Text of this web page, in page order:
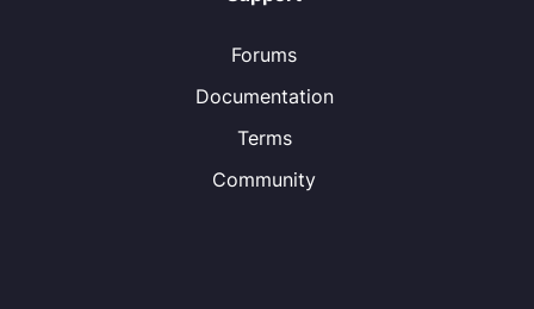
Forums
Documentation
Terms
Community